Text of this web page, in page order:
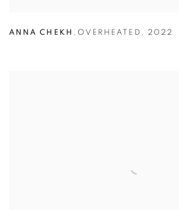
ANNA CHEKH , OVERHEATED , 2022